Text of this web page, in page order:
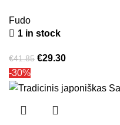
Fudo
1 in stock
€41.85 €29.30
-30%